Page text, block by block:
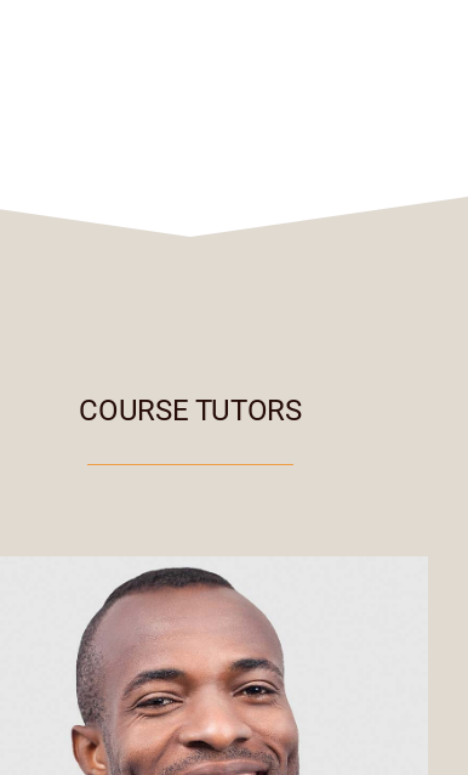
COURSE TUTORS